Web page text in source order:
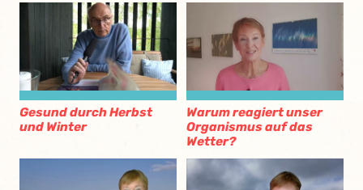
Gesund durch Herbst
und Winter
Warum reagiert unser
Organismus auf das
Wetter?